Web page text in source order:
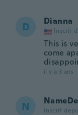
D Dianna
Inscrit
This is
come
il y a 3 ans
N Inscrit